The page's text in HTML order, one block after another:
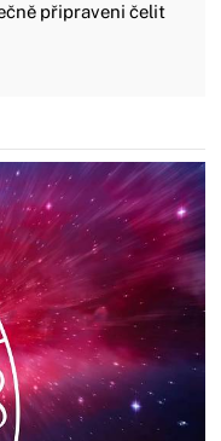
připraveni čelit